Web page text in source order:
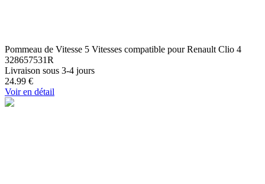
Pommeau de Vitesse 5 Vitesses compatible pour Renault Clio 4
328657531R
Livraison sous 3-4 jours
24.99 €
Voir en détail